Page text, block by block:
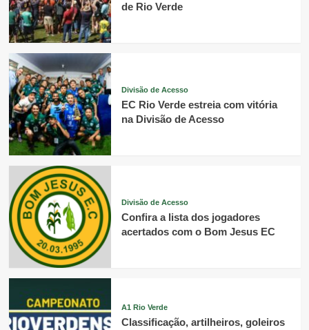
de Rio Verde
Divisão de Acesso
EC Rio Verde estreia com vitória
na Divisão de Acesso
Divisão de Acesso
Confira a lista dos jogadores
acertados com o Bom Jesus EC
A1 Rio Verde
Classificação, artilheiros, goleiros